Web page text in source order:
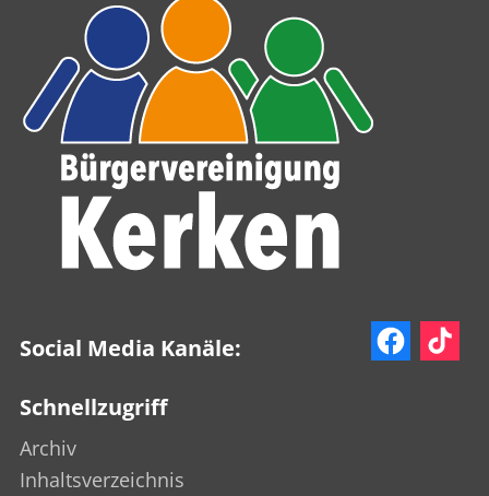
Social Media Kanäle:
Schnellzugriff
Archiv
Inhaltsverzeichnis